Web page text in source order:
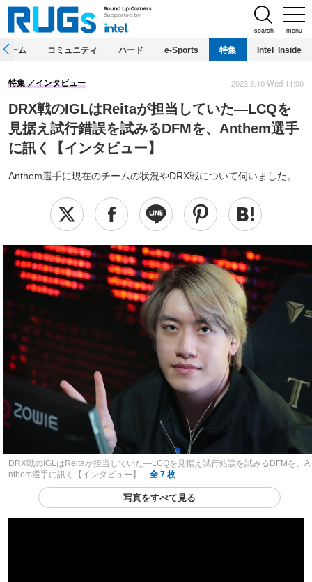
menu
search
ホーム コミュニティ ハード e-Sports 特集 Intel Inside
DRX戦のIGLはReitaが担当していた―LCQを
見据え試行錯誤を試みるDFMを、Anthem選手
に訊く【インタビュー】
Anthem選手に現在のチームの状況やDRX戦について伺いました。
特集 インタビュー 2023.5.10 Wed 11:00
DRX戦のIGLはReitaが担当していた―LCQを見据え試行錯誤を試みるDFMを、A
nthem選手に訊く【インタビュー】
全 7 枚
写真をすべて見る